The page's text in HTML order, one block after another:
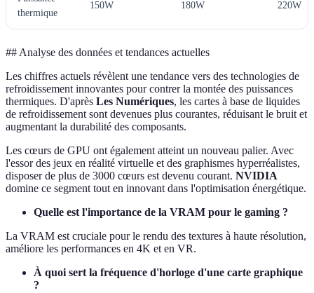
thermique
150W 180W 220W
## Analyse des données et tendances actuelles
Les chiffres actuels révèlent une tendance vers des technologies de
refroidissement innovantes pour contrer la montée des puissances
thermiques. D'après Les Numériques, les cartes à base de liquides
de refroidissement sont devenues plus courantes, réduisant le bruit et
augmentant la durabilité des composants.
Les cœurs de GPU ont également atteint un nouveau palier. Avec
l'essor des jeux en réalité virtuelle et des graphismes hyperréalistes,
disposer de plus de 3000 cœurs est devenu courant. NVIDIA
domine ce segment tout en innovant dans l'optimisation énergétique.
Quelle est l'importance de la VRAM pour le gaming ?
La VRAM est cruciale pour le rendu des textures à haute résolution,
améliore les performances en 4K et en VR.
À quoi sert la fréquence d'horloge d'une carte graphique
?